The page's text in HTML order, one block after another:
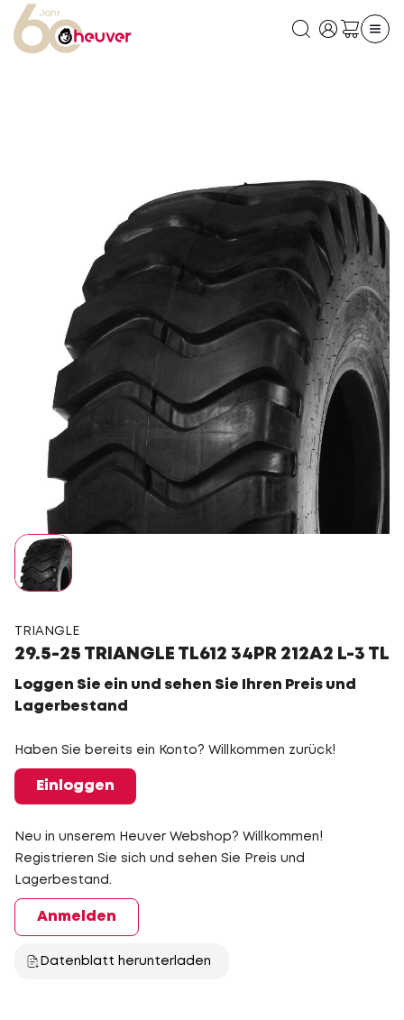
TRIANGLE
29.5-25 TRIANGLE TL612 34PR 212A2 L-3 TL
Loggen Sie ein und sehen Sie Ihren Preis und
Lagerbestand
Haben Sie bereits ein Konto? Willkommen zurück!
Einloggen
Neu in unserem Heuver Webshop? Willkommen!
Registrieren Sie sich und sehen Sie Preis und
Lagerbestand.
Anmelden
Datenblatt herunterladen